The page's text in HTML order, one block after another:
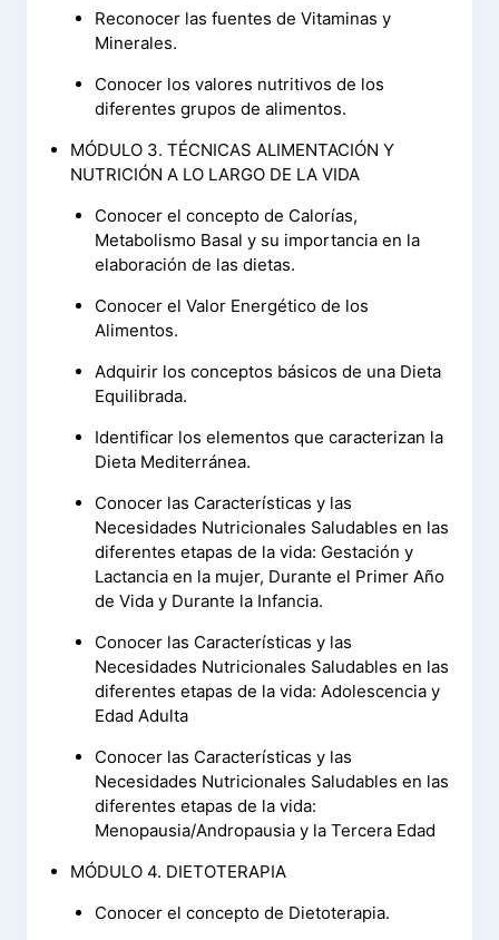
Reconocer las fuentes de Vitaminas y
Minerales.
Conocer los valores nutritivos de los
diferentes grupos de alimentos.
MÓDULO 3. TÉCNICAS ALIMENTACIÓN Y
NUTRICIÓN A LO LARGO DE LA VIDA
Conocer el concepto de Calorías,
Metabolismo Basal y su importancia en la
elaboración de las dietas.
Conocer el Valor Energético de los
Alimentos.
Adquirir los conceptos básicos de una Dieta
Equilibrada.
Identificar los elementos que caracterizan la
Dieta Mediterránea.
Conocer las Características y las
Necesidades Nutricionales Saludables en las
diferentes etapas de la vida: Gestación y
Lactancia en la mujer, Durante el Primer Año
de Vida y Durante la Infancia.
Conocer las Características y las
Necesidades Nutricionales Saludables en las
diferentes etapas de la vida: Adolescencia y
Edad Adulta
Conocer las Características y las
Necesidades Nutricionales Saludables en las
diferentes etapas de la vida:
Menopausia/Andropausia y la Tercera Edad
MÓDULO 4. DIETOTERAPIA
Conocer el concepto de Dietoterapia.